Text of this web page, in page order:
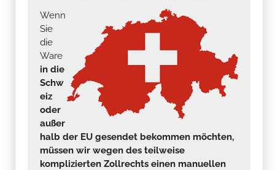
Wenn
Sie
die
Ware
in die
Schw
eiz
oder
außer
halb der EU gesendet bekommen möchten,
müssen wir wegen des teilweise
komplizierten Zollrechts einen manuellen